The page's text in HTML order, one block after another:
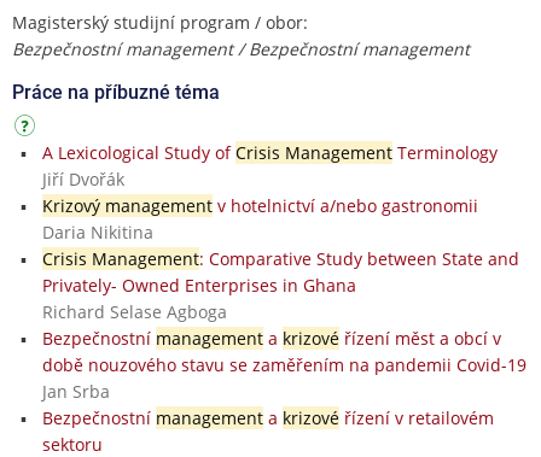
Magisterský studijní program / obor:
Bezpečnostní management / Bezpečnostní management
Práce na příbuzné téma
A Lexicological Study ofCrisis ManagementTerminology
Jiří Dvořák
Krizový managementv hotelnictví a/nebo gastronomii
Daria Nikitina
Crisis Management: Comparative Study between State and
Privately- Owned Enterprises in Ghana
Richard Selase Agboga
Bezpečnostní managementa krizovéřízení měst a obcí v
době nouzového stavu se zaměřením na pandemii Covid-19
Jan Srba
Bezpečnostní managementa krizovéřízení v retailovém
sektoru